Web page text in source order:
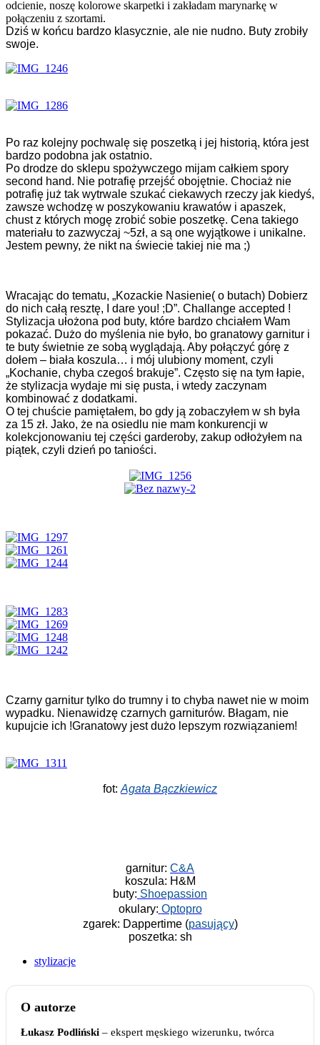
odcienie, noszę kolorowe skarpetki i zakładam marynarkę w
połączeniu z szortami.
Dziś w końcu bardzo klasycznie, ale nie nudno. Buty zrobiły
swoje.
Po raz kolejny pochwalę się poszetką i jej historią, która jest
bardzo podobna jak ostatnio.
Po drodze do sklepu spożywczego mijam całkiem spory
second hand. Nie potrafię przejść obojętnie. Chociaż nie
potrafię już tak wytrwale szukać ciekawych rzeczy jak kiedyś,
zawsze wchodzę w poszykowaniu krawatów i apaszek,
chust z których mogę zrobić sobie poszetkę. Cena takiego
materiału to zazwyczaj ~5zł, a są one wyjątkowe i unikalne.
Jestem pewny, że nikt na świecie takiej nie ma ;)
Wracając do tematu, „Kozackie Nasienie( o butach) Dobierz
do nich całą resztę, I dare you! ;D”. Challange accepted !
Stylizacja ułożona pod buty, które bardzo chciałem Wam
pokazać. Dużo do myślenia nie było, bo granatowy garnitur i
te buty świetnie ze sobą wyglądają. Aby połączyć górę z
dołem – biała koszula… i mój ulubiony moment, czyli
„Kochanie, chyba czegoś brakuje”. Często się na tym łapie,
że stylizacja wydaje mi się pusta, i wtedy zaczynam
kombinować z dodatkami.
O tej chuście pamiętałem, bo gdy ją zobaczyłem w sh była
za 15 zł. Jako, że na osiedlu nie mam konkurencji w
kolekcjonowaniu tej części garderoby, zakup odłożyłem na
piątek, czyli dzień po taniości.
Czarny garnitur tylko do trumny i to chyba nawet nie w moim
wypadku. Nienawidzę czarnych garniturów. Błagam, nie
kupujcie ich !Granatowy jest dużo lepszym rozwiązaniem!
fot: Agata Bączkiewicz
garnitur: C&A
koszula: H&M
buty: Shoepassion
okulary: Optopro
zgarek: Dappertime (pasujący)
poszetka: sh
stylizacje
O autorze
Łukasz Podliński – ekspert męskiego wizerunku, twórca